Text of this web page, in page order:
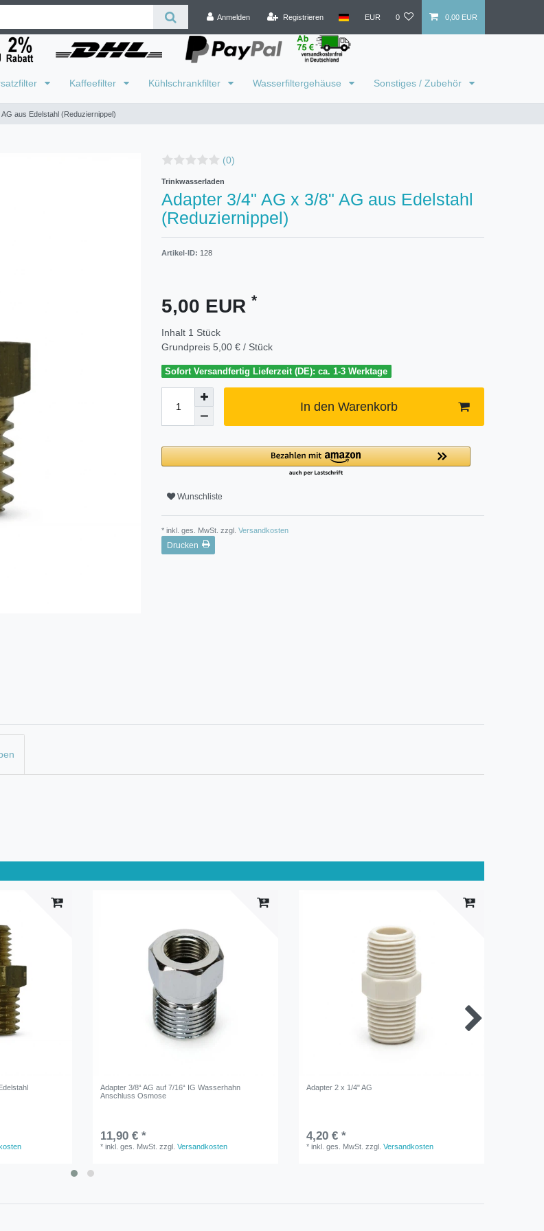
Anmelden Registrieren EUR 0 0,00 EUR
Kaffeefilter Kühlschrankfilter Wasserfiltergehäuse Sonstiges / Zubehör
aus Edelstahl (Reduziernippel)
(0)
Trinkwasserladen
Adapter 3/4" AG x 3/8" AG aus Edelstahl
(Reduziernippel)
Artikel-ID: 128
5,00 EUR *
Inhalt 1 Stück
Grundpreis 5,00 € / Stück
Sofort Versandfertig Lieferzeit (DE): ca. 1-3 Werktage
In den Warenkorb
Wunschliste
* inkl. ges. MwSt. zzgl. Versandkosten
Drucken
Adapter 3/8“ AG auf 7/16“ IG Wasserhahn
Anschluss Osmose
11,90 € *
*inkl. ges. MwSt. zzgl.Versandkosten
Adapter 2 x 1/4" AG
4,20 € *
*inkl. ges. MwSt. zzgl.Versandkosten